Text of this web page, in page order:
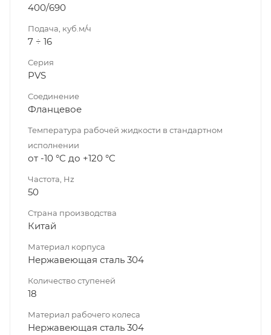
400/690
Подача, куб.м/ч
7 ÷ 16
Серия
PVS
Соединение
Фланцевое
Температура рабочей жидкости в стандартном
исполнении
от -10 °C до +120 °C
Частота, Hz
50
Страна производства
Китай
Материал корпуса
Нержавеющая сталь 304
Количество ступеней
18
Материал рабочего колеса
Нержавеющая сталь 304